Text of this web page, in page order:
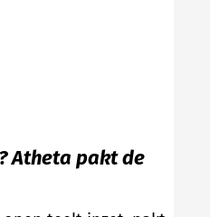
Atheta pakt de